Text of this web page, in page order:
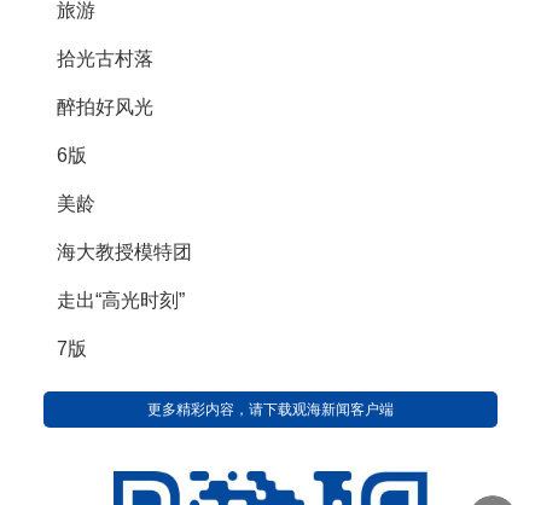
旅游
​拾光古村落
醉拍好风光
6版
美龄
​海大教授模特团
走出“高光时刻”
7版
更多精彩内容，请下载观海新闻客户端